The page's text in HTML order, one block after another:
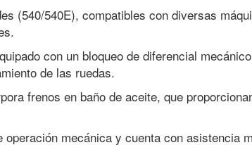
(540/540E), compatibles con diversas
con un bloqueo de diferencial
de las ruedas.
frenos en baño de aceite, que
operación mecánica y cuenta con asistencia